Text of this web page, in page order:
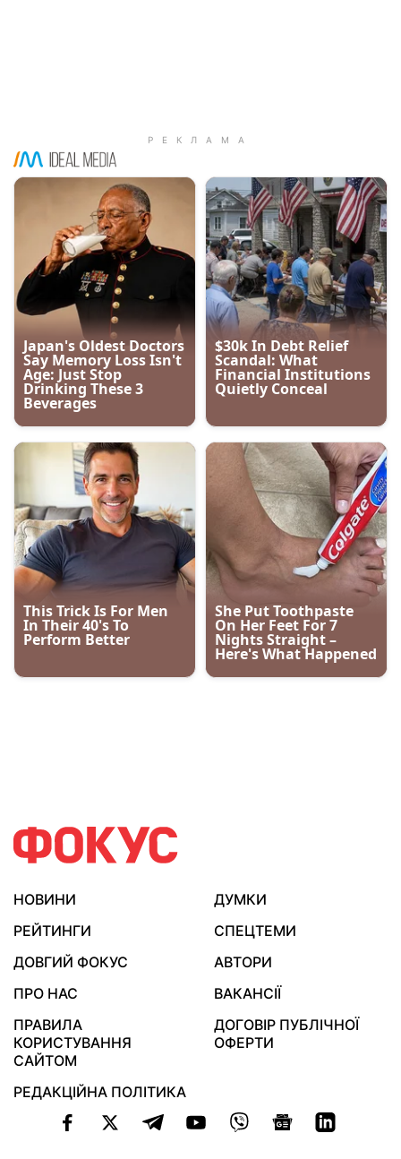
НОВИНИ
ДУМКИ
РЕЙТИНГИ
СПЕЦТЕМИ
ДОВГИЙ ФОКУС
АВТОРИ
ПРО НАС
ВАКАНСІЇ
ПРАВИЛА
КОРИСТУВАННЯ
САЙТОМ
ДОГОВІР ПУБЛІЧНОЇ
ОФЕРТИ
РЕДАКЦІЙНА ПОЛІТИКА